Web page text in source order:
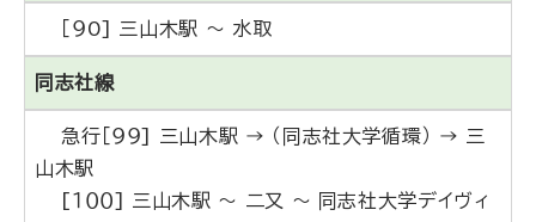
［９0] 三山木駅 ～ 水取
同志社線
急行［９９] 三山木駅 → （同志社大学循環） → 三
山木駅
[１００] 三山木駅 ～ 二又 ～ 同志社大学デイヴィ